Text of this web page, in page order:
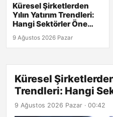
Küresel Şirketlerden
Yılın Yatırım Trendleri:
Hangi Sektörler Öne
Çıkıyor?
9 Ağustos 2026 Pazar
Küresel Şirketlerden
Trendleri: Hangi
9 Ağustos 2026 Pazar · 00:42